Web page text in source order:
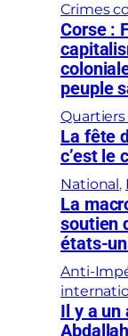
Crimes
Corse :
peuple
La fête
c’est le
National ,
La
soutien
états-
Anti-
Il y a un
Abdallah